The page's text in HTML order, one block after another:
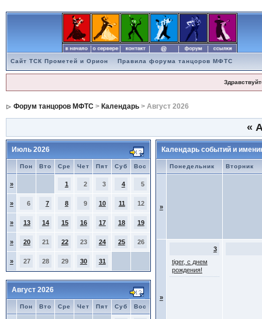
Сайт ТСК Прометей и Орион Правила форума танцоров МФТС
Форум танцоров МФТС> Календарь> Август 2026
«
Июль 2026
Пон Вто Сре Чет Пят Суб Вос
» 1 2 3 4 5
» 6 7 8 9 10 11 12
» 13 14 15 16 17 18 19
» 20 21 22 23 24 25 26
» 27 28 29 30 31
Август 2026
Пон Вто Сре Чет Пят Суб Вос
Календарь событий и
Понедельник Вторник
»
»
3
tiger, с днем
рождения!